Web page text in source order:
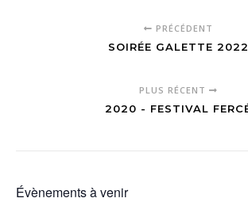
PRÉCÉDENT
SOIRÉE GALETTE 2022
PLUS RÉCENT
2020 - FESTIVAL
Évènements à venir